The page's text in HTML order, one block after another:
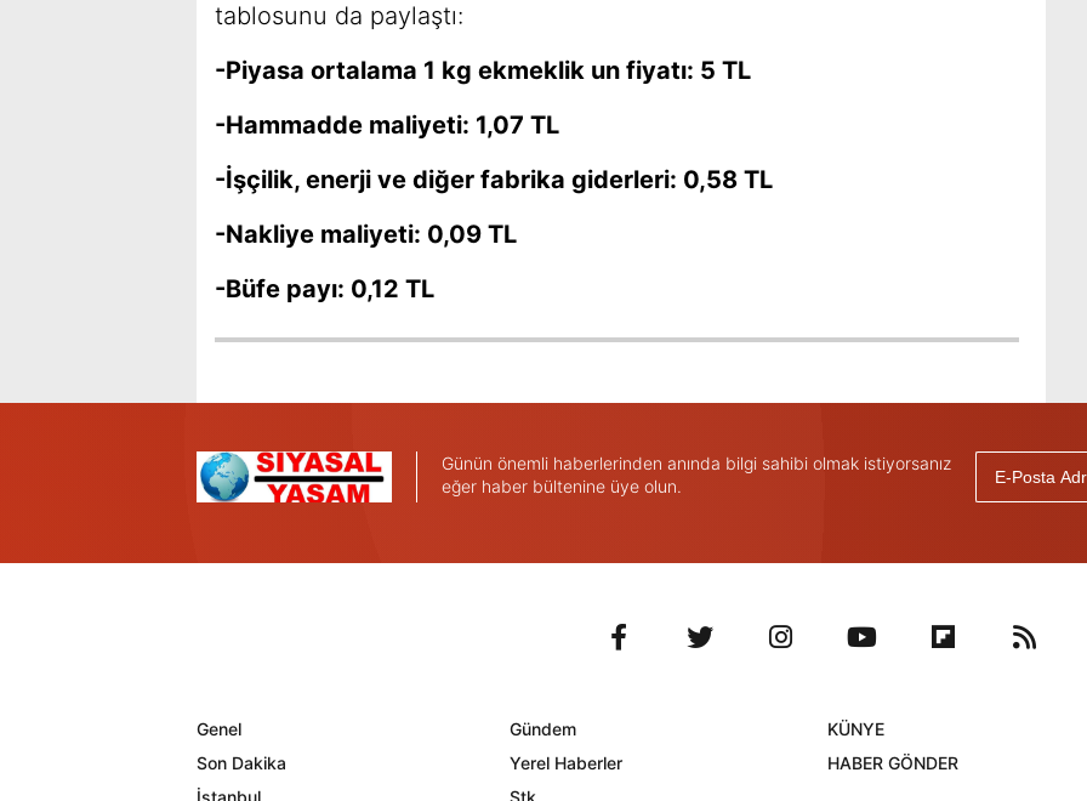
tablosunu da paylaştı:
-Piyasa ortalama 1 kg ekmeklik un fiyatı: 5 TL
-Hammadde maliyeti: 1,07 TL
-İşçilik, enerji ve diğer fabrika giderleri: 0,58 TL
-Nakliye maliyeti: 0,09 TL
-Büfe payı: 0,12 TL
Günün önemli haberlerinden anında bilgi sahibi olmak istiyorsanız
eğer haber bültenine üye olun.
Genel
Gündem
Son Dakika
Yerel Haberler
KÜNYE
HABER GÖNDER